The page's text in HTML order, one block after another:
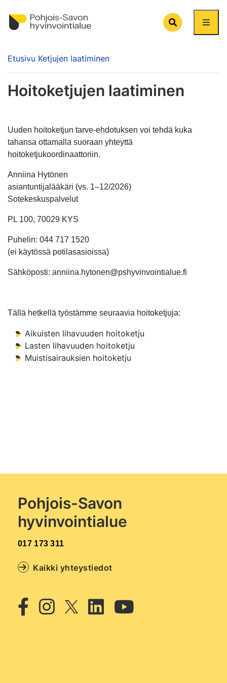
Search
Etusivu Ketjujen laatiminen
Hoitoketjujen laatiminen
Uuden hoitoketjun tarve-ehdotuksen voi tehdä kuka
tahansa ottamalla suoraan yhteyttä
hoitoketjukoordinaattoriin.
Anniina Hytönen
asiantuntijalääkäri (vs. 1–12/2026)
Sotekeskuspalvelut
PL 100, 70029 KYS
Puhelin: 044 717 1520
(ei käytössä potilasasioissa)
Sähköposti: anniina.hytonen@pshyvinvointialue.fi
Tällä hetkellä työstämme seuraavia hoitoketjuja:
Aikuisten lihavuuden hoitoketju
Lasten lihavuuden hoitoketju
Muistisairauksien hoitoketju
Pohjois-Savon
hyvinvointialue
017 173 311
Kaikki yhteystiedot
Facebook
Instagram
TwitterLinkedin